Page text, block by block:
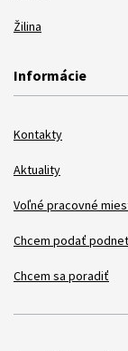
Žilina
Informácie
Kontakty
Aktuality
Voľné pracovné
Chcem podať podnet
Chcem sa poradiť